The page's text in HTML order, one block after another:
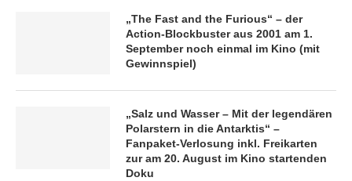
„The Fast and the Furious“ – der
Action-Blockbuster aus 2001 am 1.
September noch einmal im Kino (mit
Gewinnspiel)
„Salz und Wasser – Mit der legendären
Polarstern in die Antarktis“ –
Fanpaket-Verlosung inkl. Freikarten
zur am 20. August im Kino startenden
Doku